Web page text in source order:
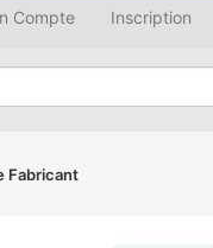
Compte Inscription
Fabricant